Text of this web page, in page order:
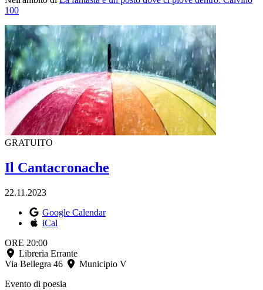
100
GRATUITO
Il Cantacronache
22.11.2023
Google Calendar
iCal
ORE 20:00
Libreria Errante
Via Bellegra 46
Municipio V
Evento di poesia